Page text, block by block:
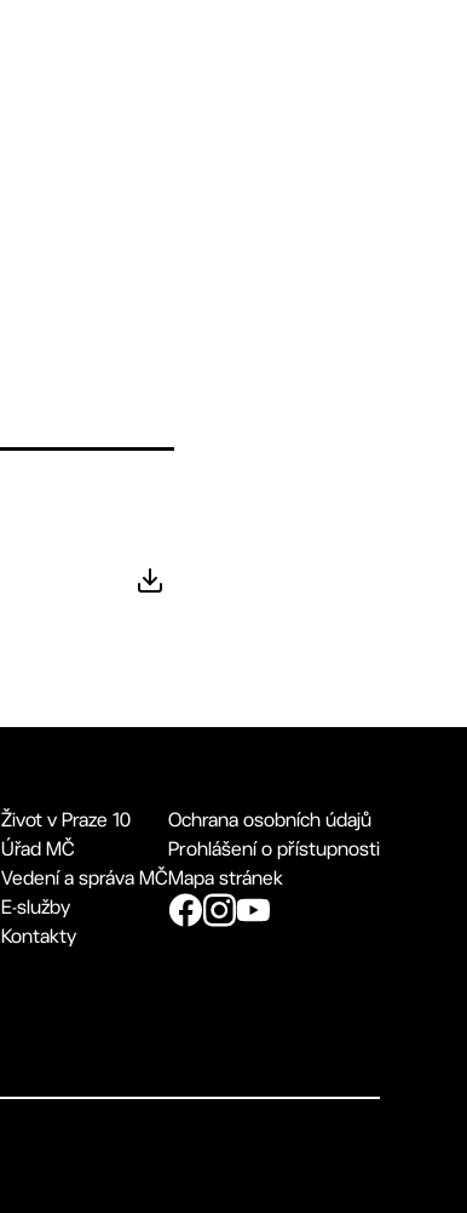
Život v Praze 10
Úřad MČ
Vedení a správa MČ
E-služby
Kontakty
Ochrana osobních údajů
Prohlášení o přístupnosti
Mapa stránek